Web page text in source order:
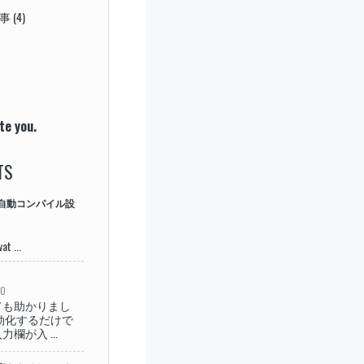
(4)
you.
動コンパイル設
...
助かりまし
化するだけで
欄が入 ...